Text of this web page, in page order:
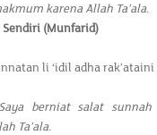
karena Allah Ta’ala.
Sendiri (Munfarid)
li ‘idil adha
berniat salat
Ta’ala.